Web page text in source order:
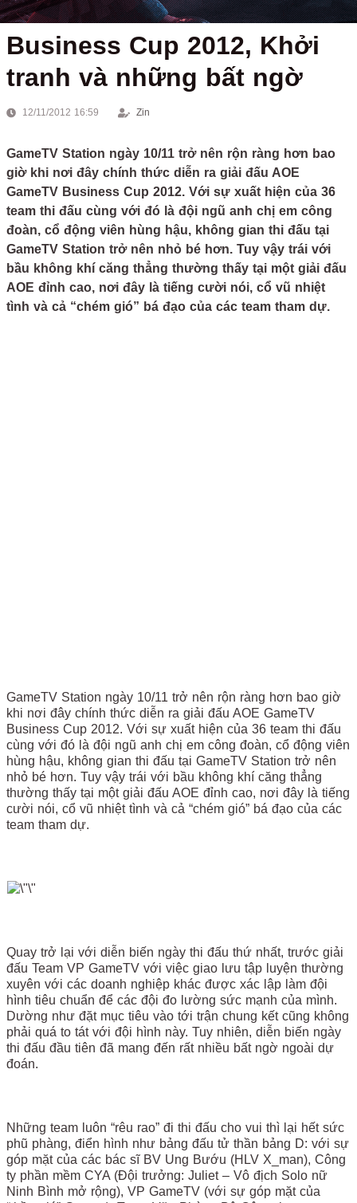
Business Cup 2012, Khởi
tranh và những bất ngờ
12/11/2012 16:59 Zin
GameTV Station ngày 10/11 trở nên rộn ràng hơn bao
giờ khi nơi đây chính thức diễn ra giải đấu AOE
GameTV Business Cup 2012. Với sự xuất hiện của 36
team thi đấu cùng với đó là đội ngũ anh chị em công
đoàn, cổ động viên hùng hậu, không gian thi đấu tại
GameTV Station trở nên nhỏ bé hơn. Tuy vậy trái với
bầu không khí căng thẳng thường thấy tại một giải đấu
AOE đỉnh cao, nơi đây là tiếng cười nói, cổ vũ nhiệt
tình và cả “chém gió” bá đạo của các team tham dự.
GameTV Station ngày 10/11 trở nên rộn ràng hơn bao giờ
khi nơi đây chính thức diễn ra giải đấu AOE GameTV
Business Cup 2012. Với sự xuất hiện của 36 team thi đấu
cùng với đó là đội ngũ anh chị em công đoàn, cổ động viên
hùng hậu, không gian thi đấu tại GameTV Station trở nên
nhỏ bé hơn. Tuy vậy trái với bầu không khí căng thẳng
thường thấy tại một giải đấu AOE đỉnh cao, nơi đây là tiếng
cười nói, cổ vũ nhiệt tình và cả “chém gió” bá đạo của các
team tham dự.
Quay trở lại với diễn biến ngày thi đấu thứ nhất, trước giải
đấu Team VP GameTV với việc giao lưu tập luyện thường
xuyên với các doanh nghiệp khác được xác lập làm đội
hình tiêu chuẩn để các đội đo lường sức mạnh của mình.
Dường như đặt mục tiêu vào tới trận chung kết cũng không
phải quá to tát với đội hình này. Tuy nhiên, diễn biến ngày
thi đấu đầu tiên đã mang đến rất nhiều bất ngờ ngoài dự
đoán.
Những team luôn “rêu rao” đi thi đấu cho vui thì lại hết sức
phũ phàng, điển hình như bảng đấu tử thần bảng D: với sự
góp mặt của các bác sĩ BV Ung Bướu (HLV X_man), Công
ty phần mềm CYA (Đội trưởng: Juliet – Vô địch Solo nữ
Ninh Bình mở rộng), VP GameTV (với sự góp mặt của